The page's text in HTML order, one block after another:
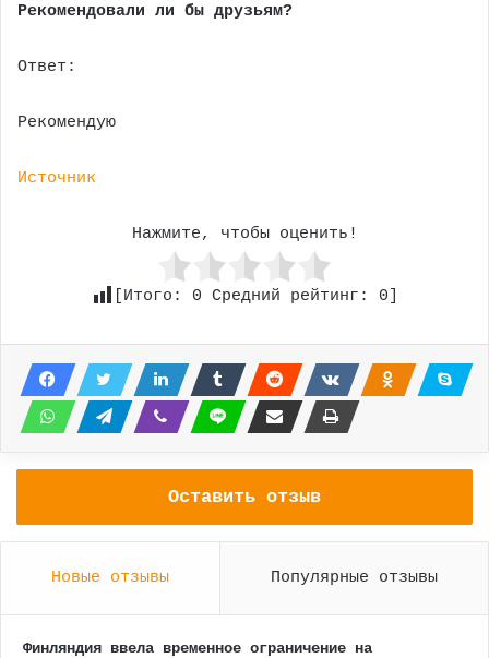
Рекомендовали ли бы друзьям?
Ответ:
Рекомендую
Источник
Нажмите, чтобы оценить!
[Итого: 0 Средний рейтинг: 0
Оставить отзыв
Новые отзывы Популярные отзывы
Финляндия ввела временное ограничение на